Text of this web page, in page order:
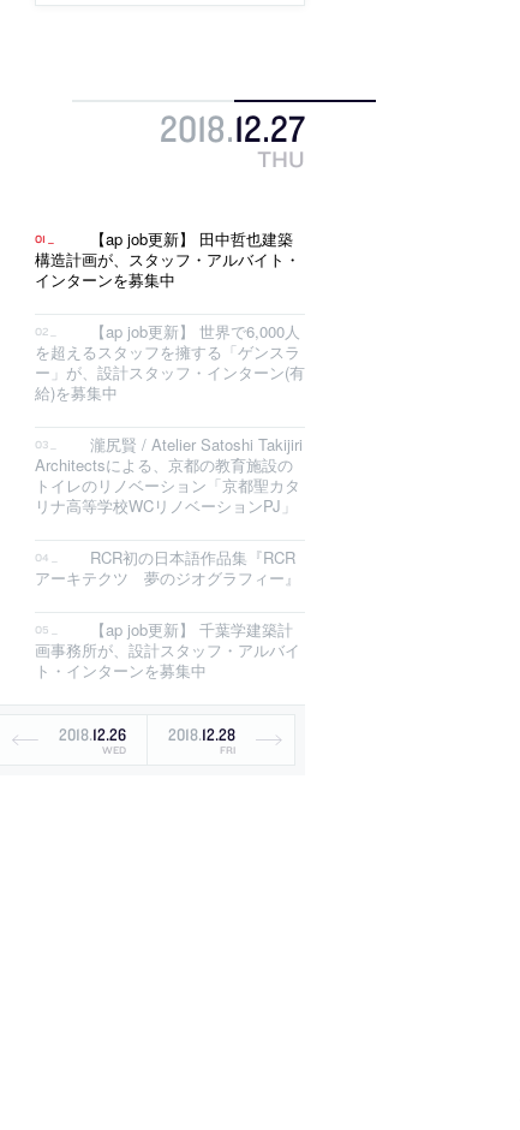
2018.12.27
THU
【ap job更新】 田中哲也建築
構造計画が、スタッフ・アルバイト・
インターンを募集中
【ap job更新】 世界で6,000人
を超えるスタッフを擁する「ゲンスラ
ー」が、設計スタッフ・インターン(有
給)を募集中
瀧尻賢 / Atelier Satoshi Takijiri
Architectsによる、京都の教育施設の
トイレのリノベーション「京都聖カタ
リナ高等学校WCリノベーションPJ」
RCR初の日本語作品集『RCR
アーキテクツ 夢のジオグラフィー』
【ap job更新】 千葉学建築計
画事務所が、設計スタッフ・アルバイ
ト・インターンを募集中
2018.12.26
WED
2018.12.28
FRI